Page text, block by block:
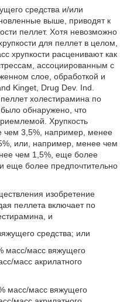
средства и/или
выше, приводят к
пеллет. Хотя невозможно
для пеллет в целом,
хрупкости расценивают как
ассоциированным с
слое, обработкой и
Kinget, Drug Dev. Ind.
холестирамина по
обнаружено, что
Хрупкость
чем 3,5%, например, менее
или, например, менее чем
чем 1,5%, еще более
еще более предпочтительно
изобретение
пеллета включает по
и
средства; или
масс/масс вяжущего
масс акрилатного
масс/масс вяжущего